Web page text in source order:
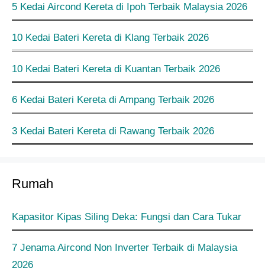
5 Kedai Aircond Kereta di Ipoh Terbaik Malaysia 2026
10 Kedai Bateri Kereta di Klang Terbaik 2026
10 Kedai Bateri Kereta di Kuantan Terbaik 2026
6 Kedai Bateri Kereta di Ampang Terbaik 2026
3 Kedai Bateri Kereta di Rawang Terbaik 2026
Rumah
Kapasitor Kipas Siling Deka: Fungsi dan Cara Tukar
7 Jenama Aircond Non Inverter Terbaik di Malaysia
2026